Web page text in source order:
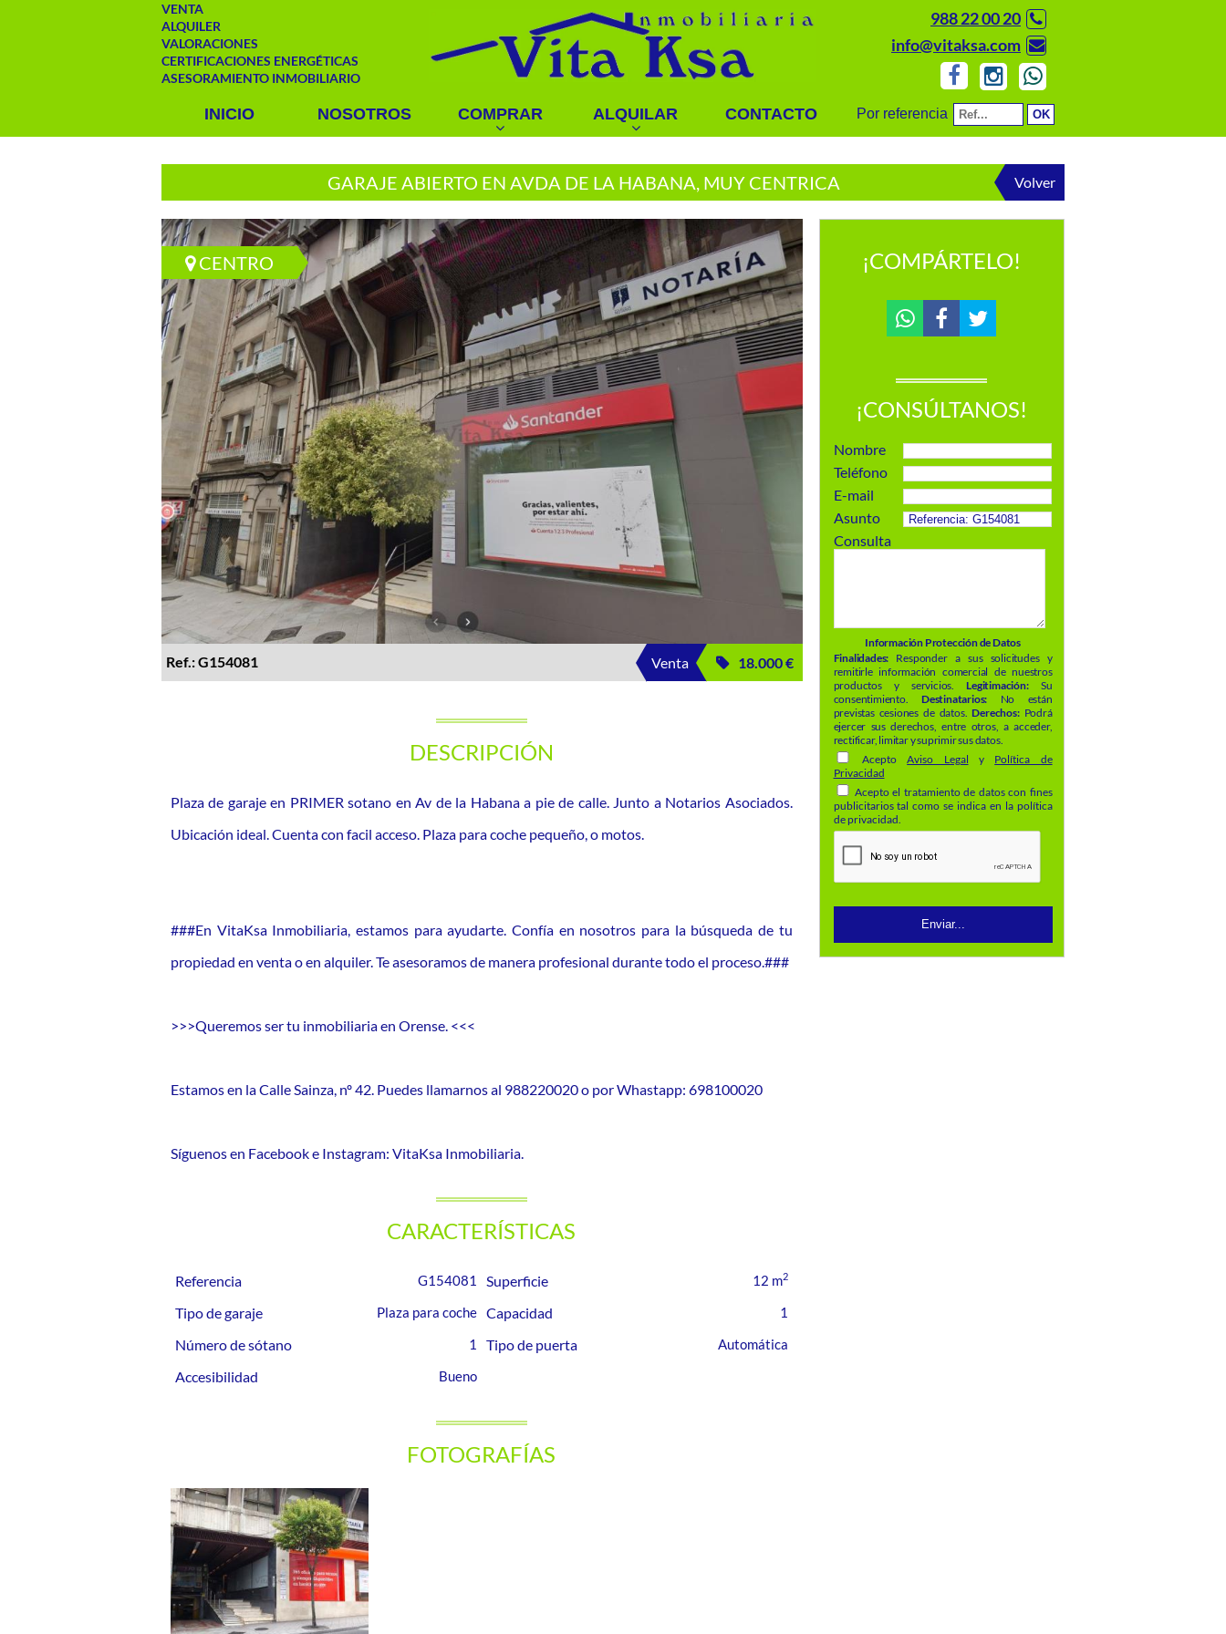
VENTA
ALQUILER
VALORACIONES
CERTIFICACIONES ENERGÉTICAS
ASESORAMIENTO INMOBILIARIO
988 22 00 20
info@vitaksa.com
INICIO NOSOTROS COMPRAR ALQUILAR CONTACTO Por referencia
GARAJE ABIERTO EN AVDA DE LA HABANA, MUY CENTRICA Volver
CENTRO
Ref.: G154081 Venta 18.000 €
DESCRIPCIÓN
Plaza de garaje en PRIMER sotano en Av de la Habana a pie de calle. Junto a Notarios Asociados.
Ubicación ideal. Cuenta con facil acceso. Plaza para coche pequeño, o motos.
###En VitaKsa Inmobiliaria, estamos para ayudarte. Confía en nosotros para la búsqueda de tu
propiedad en venta o en alquiler. Te asesoramos de manera profesional durante todo el proceso.###
>>>Queremos ser tu inmobiliaria en Orense. <<<
Estamos en la Calle Sainza, nº 42. Puedes llamarnos al 988220020 o por Whastapp: 698100020
Síguenos en Facebook e Instagram: VitaKsa Inmobiliaria.
CARACTERÍSTICAS
Referencia G154081 Superficie 12 m2
Tipo de garaje Plaza para coche Capacidad 1
Número de sótano 1 Tipo de puerta Automática
Accesibilidad Bueno
FOTOGRAFÍAS
¡COMPÁRTELO!
¡CONSÚLTANOS!
Nombre
Teléfono
E-mail
Asunto
Consulta
Información Protección de Datos
Finalidades: Responder a sus solicitudes y
remitirle información comercial de nuestros
productos y servicios.Legitimación:Su
consentimiento. Destinatarios: No están
previstas cesiones de datos.Derechos:Podrá
ejercer sus derechos, entre otros, a acceder,
rectificar, limitar y suprimir sus datos.
AceptoAviso Legal y Política de
Privacidad
Acepto el tratamiento de datos con fines
publicitarios tal como se indica en la política
de privacidad.